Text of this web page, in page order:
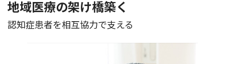
地域医療の架け橋築く
認知症患者を相互協力で支える